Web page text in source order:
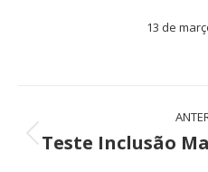
13 de
Navegação
deTeste Inclusão